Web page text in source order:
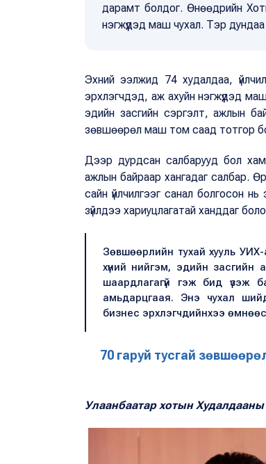
дарамт болдог. Өнөөдрийн
нэгжүүдэд маш чухал. Тэр
Эхний ээлжид 74 худалдаа,
эрхлэгчдэд, аж ахуйн нэгжүүдэд
эдийн засгийн сэргэлт, ажлын
зөвшөөрөл маш том саад тотгор
Дээр дурдсан салбарууд бол
ажлын байраар хангадаг салбар.
сайн үйлчилгээг санал болгосон
зүйлдээ хариуцлагатай ханддаг
Зөвшөөрлийн тухай хууль
хүний нийгэм, эдийн засгийн
шаардлагагүй гэж бид
амьдарцгаая. Энэ чухал
бизнес эрхлэгчдийнхээ
70 гаруй тусгай
Улаанбаатар хотын